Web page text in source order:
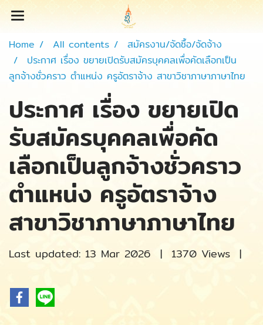
Home All contents
สมัครงาน/จัดซื้อ/จัดจ้าง
ประกาศ เรื่อง ขยายเปิดรับสมัครบุคคลเพื่อคัดเลือกเป็น
ลูกจ้างชั่วคราว ตำแหน่ง ครูอัตราจ้าง สาขาวิชาภาษาภาษาไทย
ประกาศ เรื่อง ขยายเปิด
รับสมัครบุคคลเพื่อคัด
เลือกเป็นลูกจ้างชั่วคราว
ตำแหน่ง ครูอัตราจ้าง
สาขาวิชาภาษาภาษาไทย
Last updated: 13 Mar 2026 | 1370 Views |